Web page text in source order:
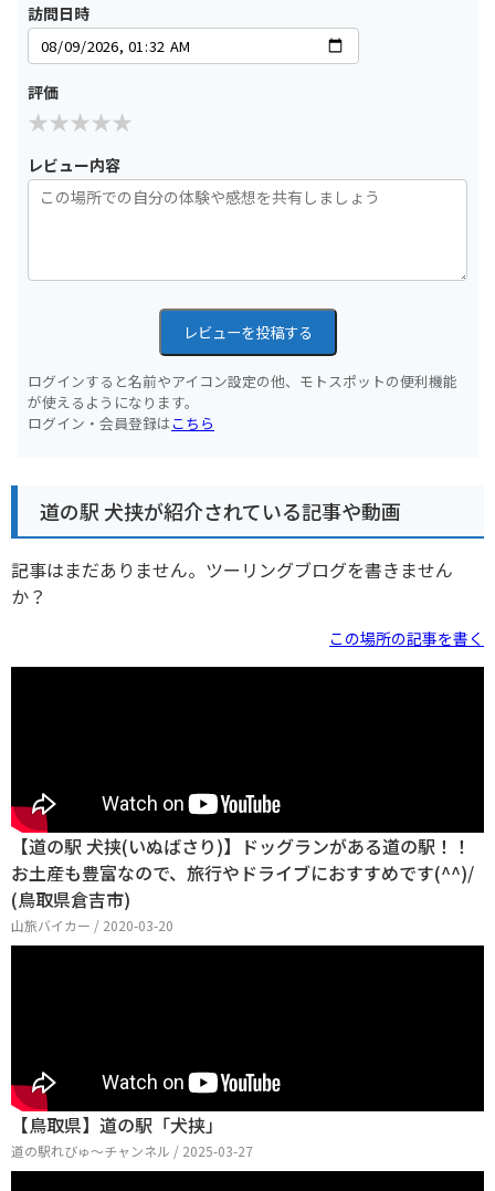
訪問日時
評価
レビュー内容
レビューを投稿する
ログインすると名前やアイコン設定の他、モトスポットの便利機能
が使えるようになります。
ログイン・会員登録はこちら
道の駅 犬挟が紹介されている記事や動画
記事はまだありません。ツーリングブログを書きません
か？
この場所の記事を書く
【道の駅 犬挟(いぬばさり)】ドッグランがある道の駅！！
お土産も豊富なので、旅行やドライブにおすすめです(^^)/
(鳥取県倉吉市)
山旅バイカー / 2020-03-20
【鳥取県】道の駅「犬挟」
道の駅れびゅ〜チャンネル / 2025-03-27